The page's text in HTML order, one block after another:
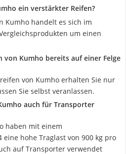
ein verstärkter Reifen?
Kumho handelt es sich im
um einen
von Kumho bereits auf einer Felge
von Kumho erhalten Sie nur
Sie selbst veranlassen.
auch für Transporter
haben mit einem
hohe Traglast von 900 kg pro
auf Transporter verwendet